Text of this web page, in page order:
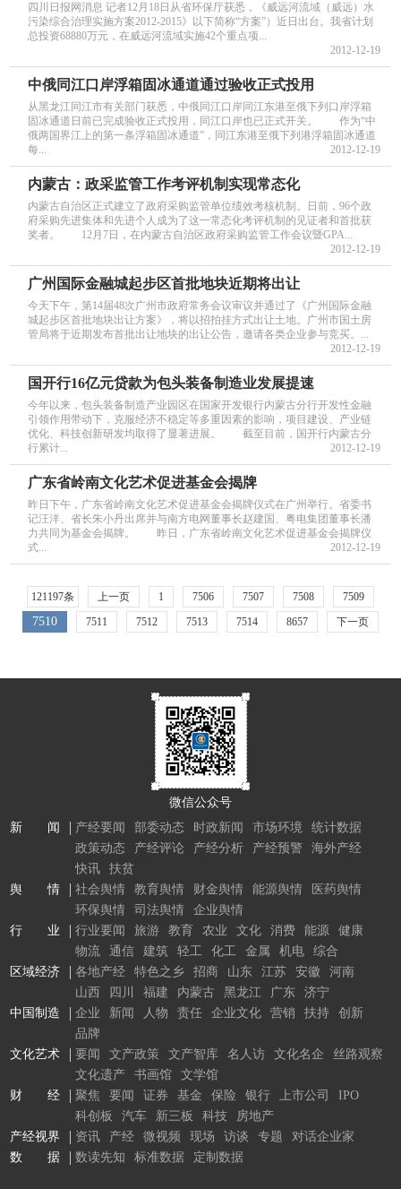
四川日报网消息 记者12月18日从省环保厅获悉，《威远河流域（威远）水
污染综合治理实施方案2012-2015》以下简称“方案”）近日出台。我省计划
总投资68880万元，在威远河流域实施42个重点项...
2012-12-19
中俄同江口岸浮箱固冰通道通过验收正式投用
从黑龙江同江市有关部门获悉，中俄同江口岸同江东港至俄下列口岸浮箱
固冰通道日前已完成验收正式投用，同江口岸也已正式开关。 作为“中
俄两国界江上的第一条浮箱固冰通道”，同江东港至俄下列港浮箱固冰通道
每...
2012-12-19
内蒙古：政采监管工作考评机制实现常态化
内蒙古自治区正式建立了政府采购监管单位绩效考核机制。日前，96个政
府采购先进集体和先进个人成为了这一常态化考评机制的见证者和首批获
奖者。 12月7日，在内蒙古自治区政府采购监管工作会议暨GPA...
2012-12-19
广州国际金融城起步区首批地块近期将出让
今天下午，第14届48次广州市政府常务会议审议并通过了《广州国际金融
城起步区首批地块出让方案》，将以招拍挂方式出让土地。广州市国土房
管局将于近期发布首批出让地块的出让公告，邀请各类企业参与竞买。...
2012-12-19
国开行16亿元贷款为包头装备制造业发展提速
今年以来，包头装备制造产业园区在国家开发银行内蒙古分行开发性金融
引领作用带动下，克服经济不稳定等多重因素的影响，项目建设、产业链
优化、科技创新研发均取得了显著进展。 截至目前，国开行内蒙古分
行累计...
2012-12-19
广东省岭南文化艺术促进基金会揭牌
昨日下午，广东省岭南文化艺术促进基金会揭牌仪式在广州举行。省委书
记汪洋、省长朱小丹出席并与南方电网董事长赵建国、粤电集团董事长潘
力共同为基金会揭牌。 昨日，广东省岭南文化艺术促进基金会揭牌仪
式...
2012-12-19
121197条 上一页 1 7506 7507 7508 7509
7510 7511 7512 7513 7514 8657 下一页
微信公众号
新 闻
产经要闻 部委动态 时政新闻 市场环境
统计数据
政策动态
产经评论 产经分析 产经预警
海外产经
快讯
扶贫
舆 情
社会舆情 教育舆情 财金舆情 能源舆情
医药舆情
环保舆情
司法舆情
企业舆情
行 业
行业要闻 旅游 教育 农业 文化 消费 能源
健康
物流
通信 建筑 轻工 化工 金属 机电
综合
区域经济
各地产经 特色之乡 招商 山东 江苏 安徽
河南
山西
四川 福建 内蒙古 黑龙江 广东
济宁
中国制造
企业 新闻 人物 责任 企业文化 营销 扶持
创新
品牌
文化艺术
要闻 文产政策 文产智库 名人访 文化名企
丝路观察
文化遗产
书画馆
文学馆
财 经
聚焦 要闻 证券 基金 保险 银行 上市公司
IPO
科创板
汽车 新三板 科技
房地产
产经视界
资讯 产经 微视频 现场 访谈 专题
对话企业家
数 据
数读先知 标准数据 定制数据